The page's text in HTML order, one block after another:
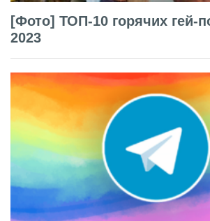
[Фото] ТОП-10 горячих гей-
2023